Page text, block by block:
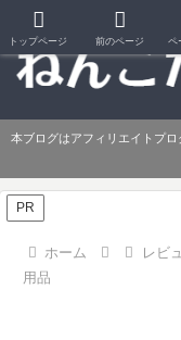
本ブログはアフィリエイトプ
PR
ホーム レビ
用品
トップページ 前のページ ペ